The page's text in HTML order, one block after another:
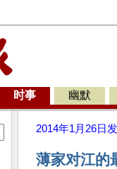
时事 幽默
2014年1月26日
薄家对江的